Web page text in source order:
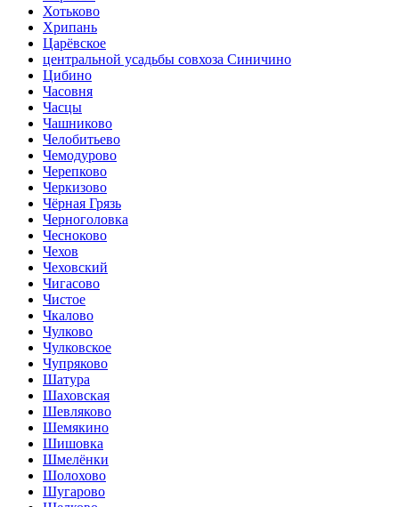
Хотьково
Хрипань
Царёвское
центральной усадьбы совхоза Синичино
Цибино
Часовня
Часцы
Чашниково
Челобитьево
Чемодурово
Черепково
Черкизово
Чёрная Грязь
Черноголовка
Чесноково
Чехов
Чеховский
Чигасово
Чистое
Чкалово
Чулково
Чулковское
Чупряково
Шатура
Шаховская
Шевляково
Шемякино
Шишовка
Шмелёнки
Шолохово
Шугарово